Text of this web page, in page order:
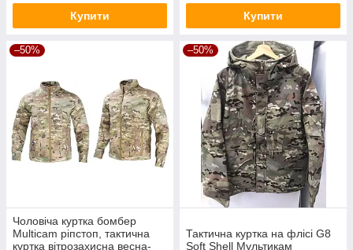
Купити Купити
–50%
Чоловіча куртка бомбер
Multicam ріпстоп, тактична
куртка вітрозахисна весна-
–50%
Тактична куртка на флісі G8
Soft Shell Мультикам